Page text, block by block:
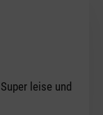
leise und